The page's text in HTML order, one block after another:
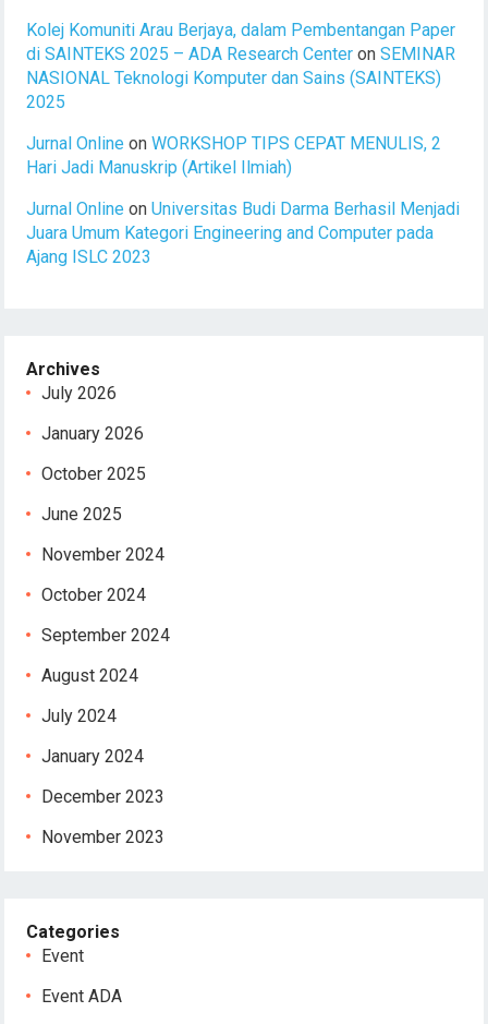
Kolej Komuniti Arau Berjaya, dalam Pembentangan Paper
di SAINTEKS 2025 – ADA Research Center onSEMINAR
NASIONAL Teknologi Komputer dan Sains (SAINTEKS)
2025
Jurnal Online onWORKSHOP TIPS CEPAT MENULIS, 2
Hari Jadi Manuskrip (Artikel Ilmiah)
Jurnal Online onUniversitas Budi Darma Berhasil Menjadi
Juara Umum Kategori Engineering and Computer pada
Ajang ISLC 2023
Archives
July 2026
January 2026
October 2025
June 2025
November 2024
October 2024
September 2024
August 2024
July 2024
January 2024
December 2023
November 2023
Categories
Event
Event ADA